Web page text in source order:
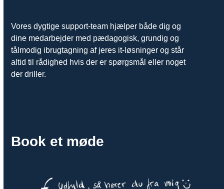
Vores dygtige support-team hjælper både dig og
dine medarbejder med pædagogisk, grundig og
tålmodig ibrugtagning af jeres it-løsninger og står
altid til rådighed hvis der er spørgsmål eller noget
der driller.
Book et møde